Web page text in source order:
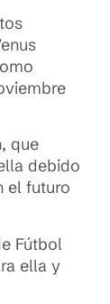
que
debido
el futuro
Fútbol
ella y